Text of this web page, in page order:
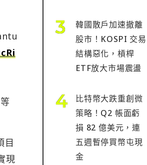
目
現
韓國散戶加速撤離
股市！KOSPI 交易
結構惡化，槓桿
ETF放大市場震盪
比特幣大跌重創微
策略！Q2 帳面虧
損 82 億美元，連
五週暫停買幣屯現
金